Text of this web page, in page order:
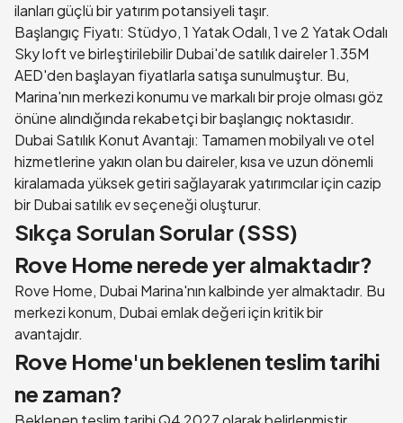
ilanları güçlü bir yatırım potansiyeli taşır.
Başlangıç Fiyatı: Stüdyo, 1 Yatak Odalı, 1 ve 2 Yatak Odalı
Sky loft ve birleştirilebilir Dubai'de satılık daireler 1.35M
AED'den başlayan fiyatlarla satışa sunulmuştur. Bu,
Marina'nın merkezi konumu ve markalı bir proje olması göz
önüne alındığında rekabetçi bir başlangıç noktasıdır.
Dubai Satılık Konut Avantajı: Tamamen mobilyalı ve otel
hizmetlerine yakın olan bu daireler, kısa ve uzun dönemli
kiralamada yüksek getiri sağlayarak yatırımcılar için cazip
bir Dubai satılık ev seçeneği oluşturur.
Sıkça Sorulan Sorular (SSS)
Rove Home nerede yer almaktadır?
Rove Home, Dubai Marina'nın kalbinde yer almaktadır. Bu
merkezi konum, Dubai emlak değeri için kritik bir
avantajdır.
Rove Home'un beklenen teslim tarihi
ne zaman?